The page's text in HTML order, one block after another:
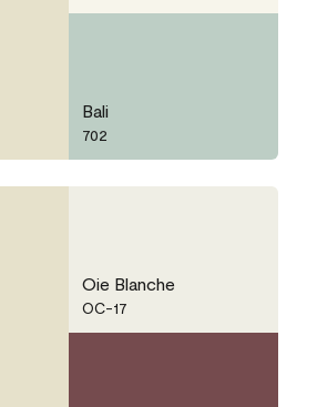
Bali
702
Oie Blanche
OC-17